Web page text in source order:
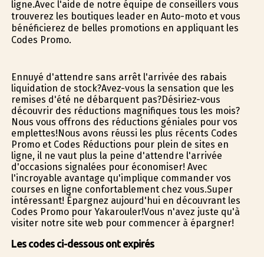
ligne.Avec l'aide de notre équipe de conseillers vous
trouverez les boutiques leader en Auto-moto et vous
bénéficierez de belles promotions en appliquant les
Codes Promo.
Ennuyé d'attendre sans arrêt l'arrivée des rabais
liquidation de stock?Avez-vous la sensation que les
remises d'été ne débarquent pas?Désiriez-vous
découvrir des réductions magnifiques tous les mois?
Nous vous offrons des réductions géniales pour vos
emplettes!Nous avons réussi les plus récents Codes
Promo et Codes Réductions pour plein de sites en
ligne, il ne vaut plus la peine d'attendre l'arrivée
d'occasions signalées pour économiser! Avec
l'incroyable avantage qu'implique commander vos
courses en ligne confortablement chez vous.Super
intéressant! Épargnez aujourd'hui en découvrant les
Codes Promo pour Yakarouler!Vous n'avez juste qu'à
visiter notre site web pour commencer à épargner!
Les codes ci-dessous ont expirés